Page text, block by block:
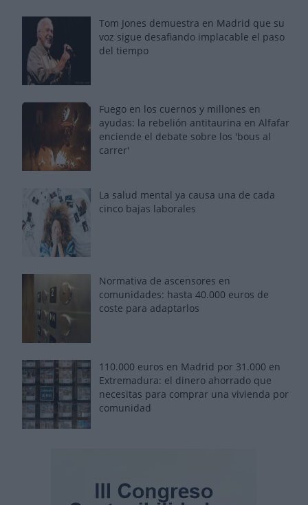
Tom Jones demuestra en Madrid que su
voz sigue desafiando implacable el paso
del tiempo
Fuego en los cuernos y millones en
ayudas: la rebelión antitaurina en Alfafar
enciende el debate sobre los 'bous al
carrer'
La salud mental ya causa una de cada
cinco bajas laborales
Normativa de ascensores en
comunidades: hasta 40.000 euros de
coste para adaptarlos
110.000 euros en Madrid por 31.000 en
Extremadura: el dinero ahorrado que
necesitas para comprar una vivienda por
comunidad